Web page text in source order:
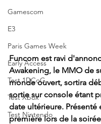
Gamescom
E3
Paris Games Week
Early Access
Test 1DCoG
Test Xbox
Test Nintendo
Funcom est ravi
Awakening, le MMO de
monde ouvert, sortira
sortie sur console étant
date ultérieure. Présenté
première lors de la